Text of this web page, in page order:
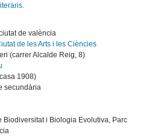
de valència
de les Arts i les Ciències
(carrer Alcalde Reig, 8)
1908)
secundària
Biodiversitat i Biologia Evolutiva, Parc